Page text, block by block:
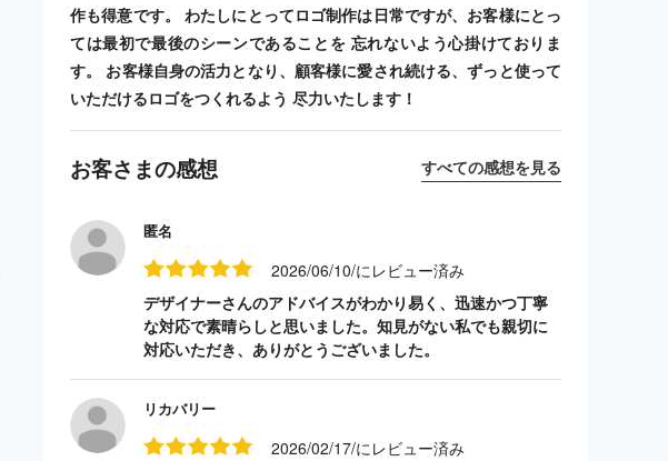
作も得意です。 わたしにとってロゴ制作は日常ですが、お客様にとっ
ては最初で最後のシーンであることを 忘れないよう心掛けておりま
す。 お客様自身の活力となり、顧客様に愛され続ける、ずっと使って
いただけるロゴをつくれるよう 尽力いたします！
お客さまの感想 すべての感想を見る
匿名
2026/06/10/にレビュー済み
デザイナーさんのアドバイスがわかり易く、迅速かつ丁寧
な対応で素晴らしと思いました。知見がない私でも親切に
対応いただき、ありがとうございました。
リカバリー
2026/02/17/にレビュー済み